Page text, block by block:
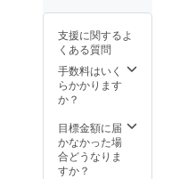
を入れ
配送に
ついて
冊子は
完成次
第お送
す。
FAAVO
スタッ
フが過
リース
ティー
にご招
待しま
す！
（宮崎
定） あ
なたが
PRした
い会社
支援に関するよ
くある質問
手数料はいく
らかかります
か？
目標金額に届
かなかった場
合どうなりま
すか？